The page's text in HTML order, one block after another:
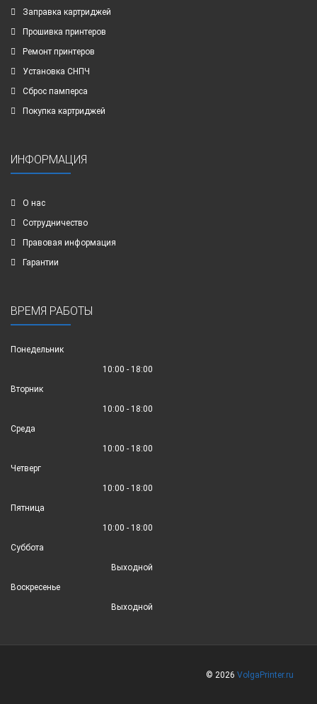
Заправка картриджей
Прошивка принтеров
Ремонт принтеров
Установка СНПЧ
Сброс памперса
Покупка картриджей
ИНФОРМАЦИЯ
О нас
Сотрудничество
Правовая информация
Гарантии
ВРЕМЯ РАБОТЫ
Понедельник
10:00 - 18:00
Вторник
10:00 - 18:00
Среда
10:00 - 18:00
Четверг
10:00 - 18:00
Пятница
10:00 - 18:00
Суббота
Выходной
Воскресенье
Выходной
© 2026 VolgaPrinter.ru